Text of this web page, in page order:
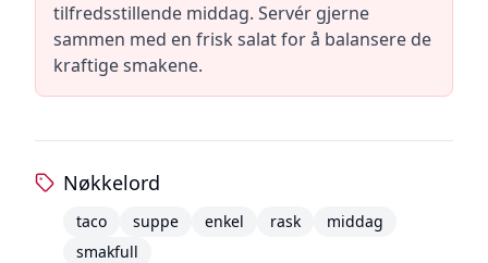
tilfredsstillende middag. Servér gjerne
sammen med en frisk salat for å balansere de
kraftige smakene.
Nøkkelord
taco suppe enkel rask
middag
smakfull